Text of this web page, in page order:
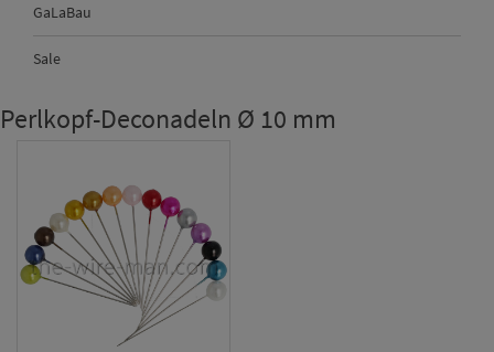
GaLaBau
Sale
Perlkopf-Deconadeln Ø 10 mm